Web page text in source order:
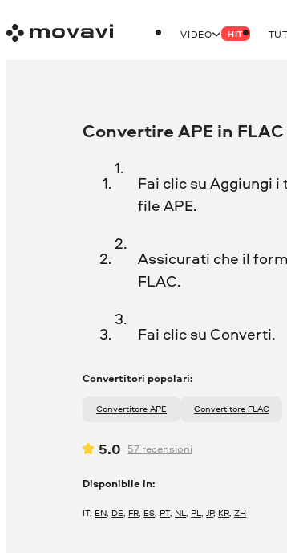
VIDEO HIT
Convertire APE in
Fai clic su Aggiungi
file APE.
Assicurati che il
FLAC.
Fai clic su Converti.
Convertitori popolari:
Convertitore APE Convertitore FLAC
5.0 57 recensioni
Disponibile in:
IT, EN, DE, FR, ES, PT, NL, PL,JP, KR,ZH